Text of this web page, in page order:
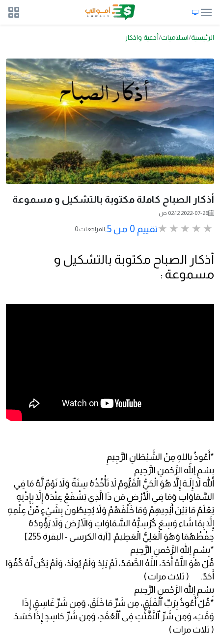
الرئيسية اسلاميات أدعية واذكار
أذكار الصباح كاملة مكتوبة بالتشكيل و مسموعة
2022-07-26 02:12 ص
تقييم 0 من 5. 0 المراجعات
أذكار الصباح مكتوبة بالتشكيل و
مسموعة :
*أَعُوذُ بِاللهِ مِنْ الشَّيْطَانِ الرَّجِيمِ
بِسْمِ اللهِ الرَّحْمنِ الرَّحِيم
اللّهُ لاَ إِلَـهَ إِلاَّ هُوَ الْحَيُّ الْقَيُّومُ لاَ تَأْخُذُهُ سِنَةٌ وَلاَ نَوْمٌ لَّهُ مَا فِي
السَّمَاوَاتِ وَمَا فِي الأَرْضِ مَن ذَا الَّذِي يَشْفَعُ عِنْدَهُ إِلاَّ بِإِذْنِهِ
يَعْلَمُ مَا بَيْنَ أَيْدِيهِمْ وَمَا خَلْفَهُمْ وَلاَ يُحِيطُونَ بِشَيْءٍ مِّنْ عِلْمِهِ
إِلاَّ بِمَا شَاء وَسِعَ كُرْسِيُّهُ السَّمَاوَاتِ وَالأَرْضَ وَلاَ يَؤُودُهُ
حِفْظُهُمَا وَهُوَ الْعَلِيُّ الْعَظِيمُ. [آية الكرسى - البقرة 255]
*بِسْمِ اللهِ الرَّحْمنِ الرَّحِيم
قُلْ هُوَ اللَّهُ أَحَدٌ، اللَّهُ الصَّمَدُ، لَمْ يَلِدْ وَلَمْ يُولَدْ، وَلَمْ يَكُن لَّهُ كُفُوًا
أَحَدٌ. ( ثلاث مرات )
بِسْمِ اللهِ الرَّحْمنِ الرَّحِيم
*قُلْ أَعُوذُ بِرَبِّ ٱلْفَلَقِ، مِن شَرِّ مَا خَلَقَ، وَمِن شَرِّ غَاسِقٍ إِذَا
وَقَبَ، وَمِن شَرِّ ٱلنَّفَّٰثَٰتِ فِى ٱلْعُقَدِ، وَمِن شَرِّ حَاسِدٍ إِذَا حَسَدَ.
( ثلاث مرات )